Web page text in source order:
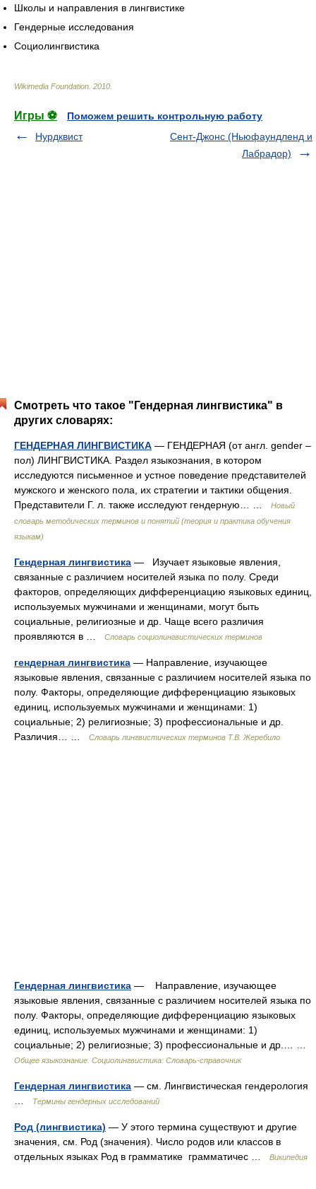
Школы и направления в лингвистике
Гендерные исследования
Социолингвистика
Wikimedia Foundation 2010
Игры ⚽
Поможем решить контрольную работу
Нурдквист
Сент-Джонс (Ньюфаундленд и
Лабрадор)
Смотреть что такое "Гендерная лингвистика" в
других словарях:
ГЕНДЕРНАЯ ЛИНГВИСТИКА — ГЕНДЕРНАЯ (от англ. gender –
пол) ЛИНГВИСТИКА. Раздел языкознания, в котором
исследуются письменное и устное поведение представителей
мужского и женского пола, их стратегии и тактики общения.
Представители Г. л. также исследуют гендерную… …
Новый
словарь методических терминов и понятий (теория и практика обучения
языкам)
Гендерная лингвистика — Изучает языковые явления,
связанные с различием носителей языка по полу. Среди
факторов, определяющих дифференциацию языковых единиц,
используемых мужчинами и женщинами, могут быть
социальные, религиозные и др. Чаще всего различия
проявляются в …
Словарь социолингвистических терминов
гендерная лингвистика — Направление, изучающее
языковые явления, связанные с различием носителей языка по
полу. Факторы, определяющие дифференциацию языковых
единиц, используемых мужчинами и женщинами: 1)
социальные; 2) религиозные; 3) профессиональные и др.
Различия… …
Словарь лингвистических терминов Т.В. Жеребило
Гендерная лингвистика — Направление, изучающее
языковые явления, связанные с различием носителей языка по
полу. Факторы, определяющие дифференциацию языковых
единиц, используемых мужчинами и женщинами: 1)
социальные; 2) религиозные; 3) профессиональные и др.… …
Общее языкознание. Социолингвистика: Словарь-справочник
Гендерная лингвистика — см. Лингвистическая гендерология
…
Термины гендерных исследований
Род (лингвистика) — У этого термина существуют и другие
значения, см. Род (значения). Число родов или классов в
отдельных языках Род в грамматике грамматичес …
Википедия